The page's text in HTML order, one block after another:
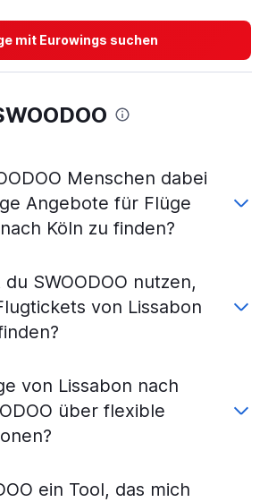
Weeze, Niederrhein
Memmingen
Azoren nach Frankfurt am Main
Nürnberg
Hannover
Frankfurt Hahn
nach Hannover
nach Dortmund
Frankfurt Hahn
nach Leipzig
Hannover
mit Eurowings suchen
Menschen dabei
Angebote für Flüge
Köln zu finden?
SWOODOO nutzen,
von Lissabon
von Lissabon nach
über flexible
ein Tool, das mich